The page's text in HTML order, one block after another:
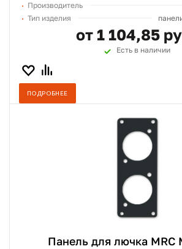
Производитель
Тип изделия
от 1 104,85
Есть в наличии
ПОДРОБНЕЕ
Панель для лючка MRC